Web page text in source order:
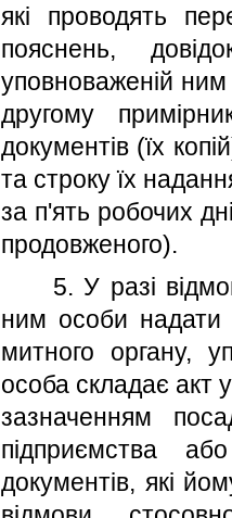
якi проводять
пояснень,
уповноваженiй
другому
документiв (їх
та строку їх
за п'ять робочих
продовженого).
5. У разi вiдмови
ним особи надати
митного органу,
особа складає
зазначенням
пiдприємства
документiв, якi